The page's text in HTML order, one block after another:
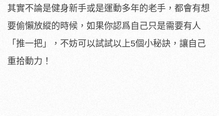
其實不論是健身新手或是運動多年的老手，都會有想
要偷懶放縱的時候，如果你認爲自己只是需要有人
「推一把」，不妨可以試試以上5個小秘訣，讓自己
重拾動力！